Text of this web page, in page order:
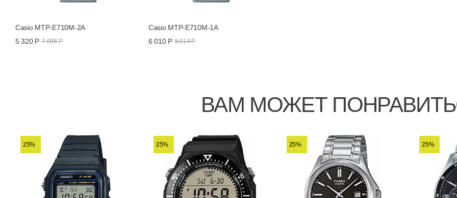
Casio MTP-E710M-2A
5 320 Р 7 098 Р
Casio MTP-E710M-1A
6 010 Р 8 014 Р
ВАМ МОЖЕТ
25% 25% 25% 25%